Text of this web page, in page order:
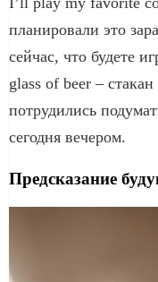
планировали это
сейчас, что будете
glass of beer –
потрудились
сегодня вечером.
Предсказание